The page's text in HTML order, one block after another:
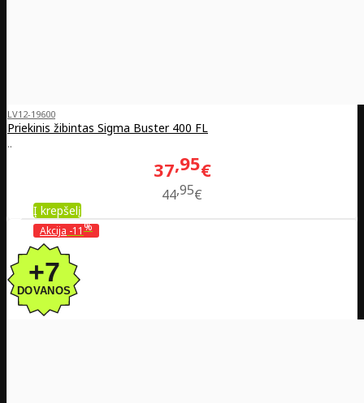
LV12-19600
Priekinis žibintas Sigma Buster 400 FL
..
37 95€
4495€
Į krepšelį
Akcija -11%